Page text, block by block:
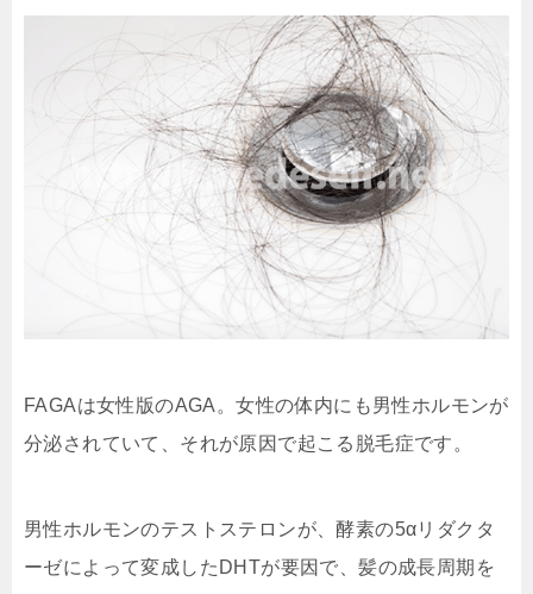
FAGAは女性版のAGA。女性の体内にも男性ホルモンが
分泌されていて、それが原因で起こる脱毛症です。
男性ホルモンのテストステロンが、酵素の5αリダクタ
ーゼによって変成したDHTが要因で、髪の成長周期を